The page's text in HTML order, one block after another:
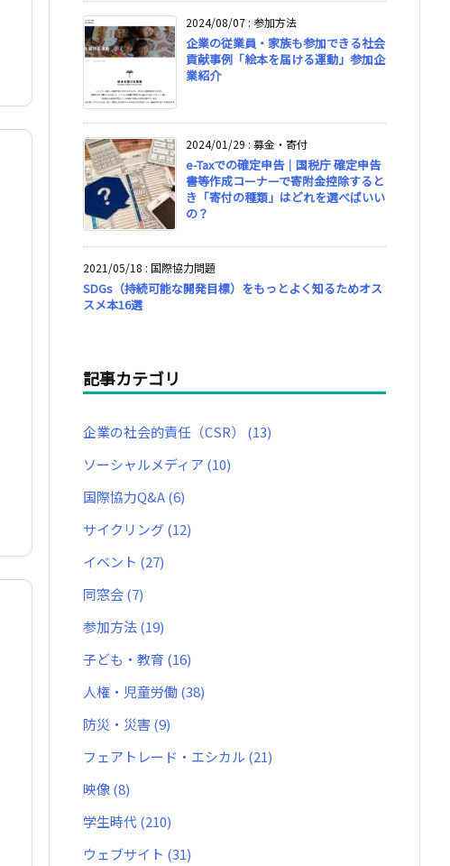
2024/08/07 : 参加方法
企業の従業員・家族も参加できる社会
貢献事例「絵本を届ける運動」参加企
業紹介
2024/01/29 : 募金・寄付
e-Taxでの確定申告｜国税庁 確定申告
書等作成コーナーで寄附金控除すると
き「寄付の種類」はどれを選べばいい
の？
2021/05/18 : 国際協力問題
SDGs（持続可能な開発目標）をもっとよく知るためオス
スメ本16選
記事カテゴリ
企業の社会的責任（CSR） (13)
ソーシャルメディア (10)
国際協力Q&A(6)
サイクリング(12)
イベント (27)
同窓会(7)
参加方法(19)
子ども・教育 (16)
人権・児童労働(38)
防災・災害(9)
フェアトレード・エシカル (21)
映像(8)
学生時代(210)
ウェブサイト (31)